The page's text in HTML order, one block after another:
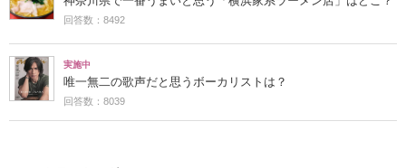
回答数：8492
実施中
唯一無二の歌声だと思うボーカリストは？
回答数：8039